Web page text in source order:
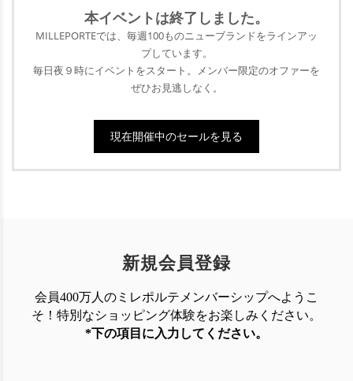
ながら、コストパフォーマンスに優れているこ
とも、女性たちの支持を集めています。
本イベントは終了 しました。
MILLEPORTEでは、毎週100ものニューブランドをラインアッ
プしています。
毎日夜９時にイベントをスタート。メンバー限定のオファーを
ぜひお見逃しなく。
現在開催中のセールを見る
新規会員登録
会員400万人のミレポルテメンバーシップへようこ
そ！特別なショッピング体験をお楽しみください。
*下の項目に入力してください。